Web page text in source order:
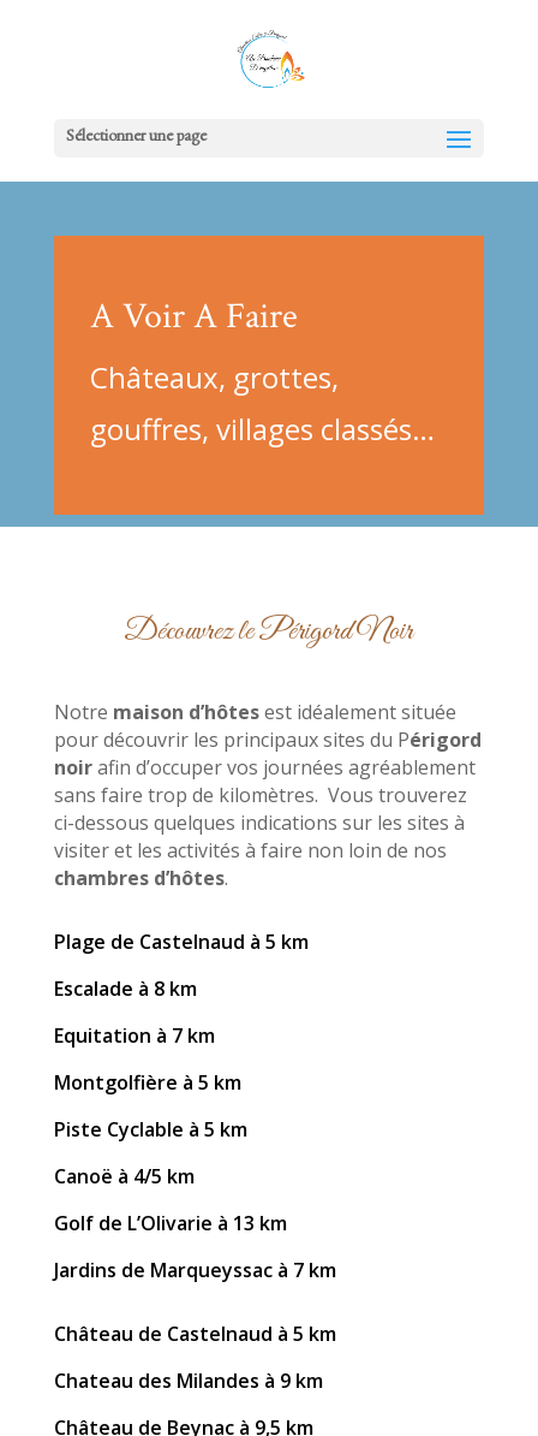
Sélectionner une page
A Voir A Faire
Châteaux, grottes,
gouffres, villages classés…
Découvrez le Périgord Noir
Notre maison d’hôtesest idéalement située
pour découvrir les principaux sites du Périgord
noirafin d’occuper vos journées agréablement
sans faire trop de kilomètres. Vous trouverez
ci-dessous quelques indications sur les sites à
visiter et les activités à faire non loin de nos
chambres d’hôtes.
Plage de Castelnaud à 5 km
Escalade à 8 km
Equitation à 7 km
Montgolfière à 5 km
Piste Cyclable à 5 km
Canoë à 4/5 km
Golf de L’Olivarie à 13 km
Jardins de Marqueyssac à 7 km
Château de Castelnaud à 5 km
Chateau des Milandes à 9 km
Château de Beynac à 9,5 km